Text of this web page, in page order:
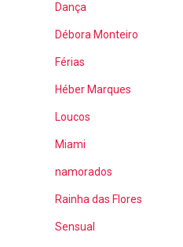
Dança
Débora Monteiro
Férias
Héber Marques
Loucos
Miami
namorados
Rainha das Flores
Sensual